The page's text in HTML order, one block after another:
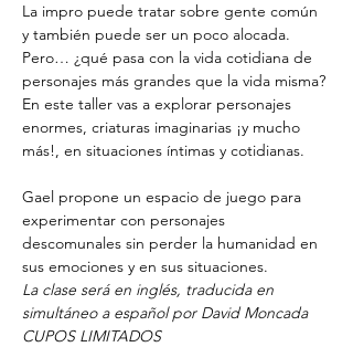
La impro puede tratar sobre gente común
y también puede ser un poco alocada.
Pero… ¿qué pasa con la vida cotidiana de
personajes más grandes que la vida misma?
En este taller vas a explorar personajes
enormes, criaturas imaginarias ¡y mucho
más!, en situaciones íntimas y cotidianas.
Gael propone un espacio de juego para
experimentar con personajes
descomunales sin perder la humanidad en
sus emociones y en sus situaciones.
La clase será en inglés, traducida en
simultáneo a español por David Moncada
CUPOS LIMITADOS